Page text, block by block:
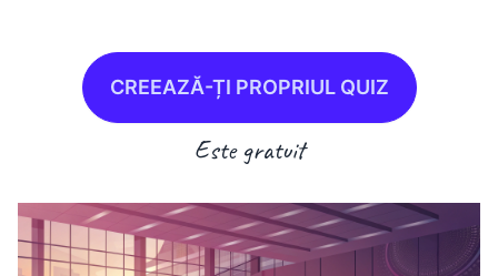
CREEAZĂ-ȚI PROPRIUL QUIZ
Este gratuit